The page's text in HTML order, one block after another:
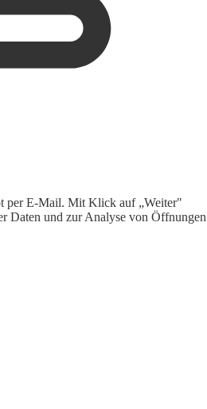
per E-Mail. Mit Klick auf „Weiter"
Daten und zur Analyse von Öffnungen